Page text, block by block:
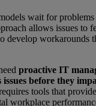
wait for problems
allows issues to
develop workarounds
proactive IT
before they
tools that
workplace